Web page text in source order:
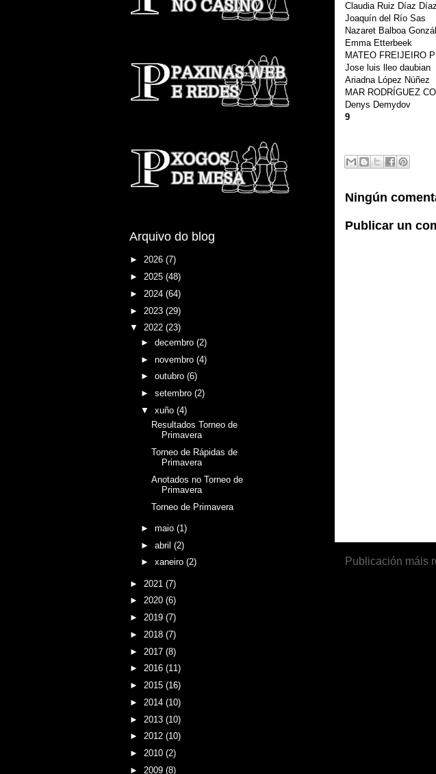
Claudia Ruiz Díaz Díaz
Joaquín del Río Sas
Nazaret Balboa
Emma Etterbeek
MATEO FREIJEIRO
Jose luis lleo daubian
Ariadna López Núñez
MAR RODRÍGUEZ
Denys Demydov
9
Ningún
Publicar un
Publicación máis
Arquivo do blog
► 2026 (7)
► 2025 (48)
► 2024 (64)
► 2023 (29)
▼ 2022 (23)
► decembro (2)
► novembro (4)
► outubro (6)
► setembro (2)
▼ xuño (4)
Resultados Torneo de
Primavera
Torneo de Rápidas de
Primavera
Anotados no Torneo de
Primavera
Torneo de Primavera
► maio (1)
► abril (2)
► xaneiro (2)
► 2021 (7)
► 2020 (6)
► 2019 (7)
► 2018 (7)
► 2017 (8)
► 2016 (11)
► 2015 (16)
► 2014 (10)
► 2013 (10)
► 2012 (10)
► 2010 (2)
► 2009 (8)